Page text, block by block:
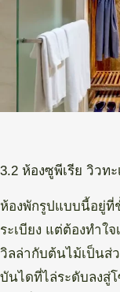
3.2 ห้องซูพีเรีย วิวทะ
ห้องพักรูปแบบนี้อยู่ที่
ระเบียง แต่ต้องทำใ
วิลล่ากับต้นไม้เป็นส่
บันไดที่ไล่ระดับลงสู่